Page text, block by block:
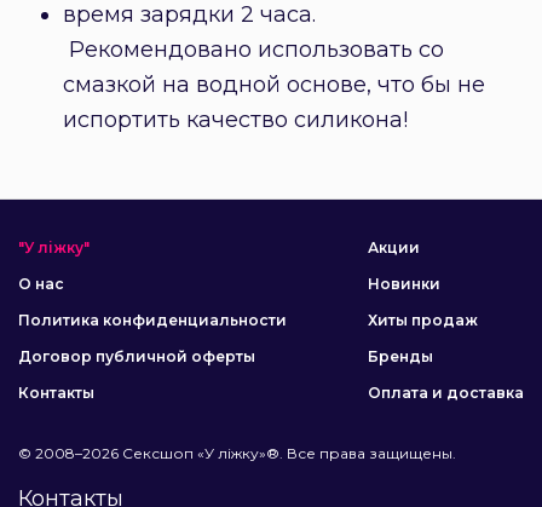
время зарядки 2 часа.
Рекомендовано использовать со
смазкой на водной основе, что бы не
испортить качество силикона!
"У ліжку"
О нас
Политика конфиденциальности
Договор публичной оферты
Контакты
Акции
Новинки
Хиты продаж
Бренды
Оплата и доставка
© 2008–2026 Сексшоп «У ліжку»®. Все права защищены.
Контакты